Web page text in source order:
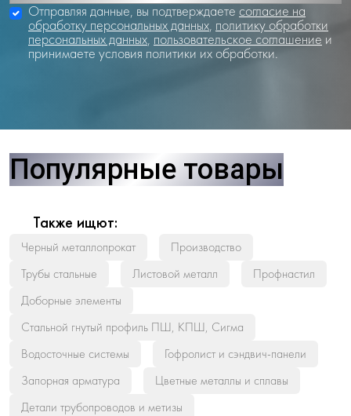
Отправляя данные, вы подтверждаете согласие на
обработку персональных данных, политику обработки
персональных данных, пользовательское соглашение и
принимаете условия политики их обработки.
Популярные товары
Также ищют:
Черный металлопрокат
Производство
Трубы стальные
Листовой металл
Профнастил
Доборные элементы
Стальной гнутый профиль ПШ, КПШ, Сигма
Водосточные системы
Гофролист и сэндвич-панели
Запорная арматура
Цветные металлы и сплавы
Детали трубопроводов и метизы